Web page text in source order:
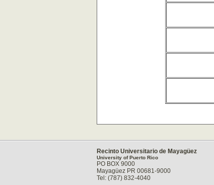
Recinto Universitario de Mayagüez
University of Puerto Rico
PO BOX 9000
Mayagüez PR 00681-9000
Tel: (787) 832-4040